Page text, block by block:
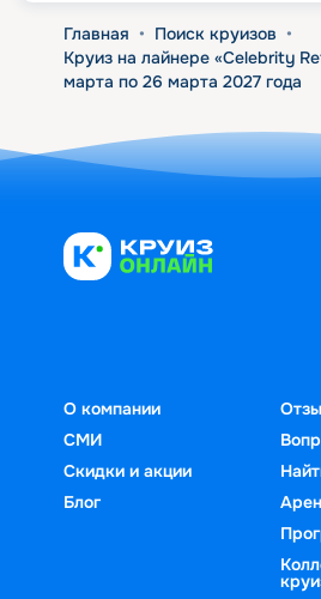
Главная • Поиск круизов •
Круиз на лайнере «Celebrity
марта по 26 марта 2027 года
О компании
СМИ
Скидки и акции
Блог